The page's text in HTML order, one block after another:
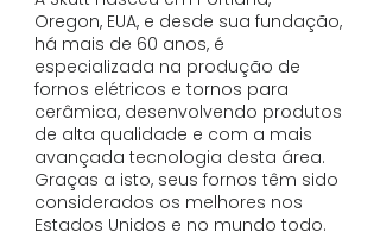
Oregon, EUA, e desde sua fundação,
há mais de 60 anos, é
especializada na produção de
fornos elétricos e tornos para
cerâmica, desenvolvendo produtos
de alta qualidade e com a mais
avançada tecnologia desta área.
Graças a isto, seus fornos têm sido
considerados os melhores nos
Estados Unidos e no mundo todo.